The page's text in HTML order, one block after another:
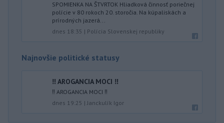
SPOMIENKA NA ŠTVRTOK Hliadková činnosť poriečnej
polície v 80 rokoch 20. storočia. Na kúpaliskách a
prírodných jazerá...
dnes 18:35 | Polícia Slovenskej republiky
Najnovšie politické statusy
‼️ AROGANCIA MOCI ‼️
‼️ AROGANCIA MOCI ‼️
dnes 19:25 |Janckulík Igor